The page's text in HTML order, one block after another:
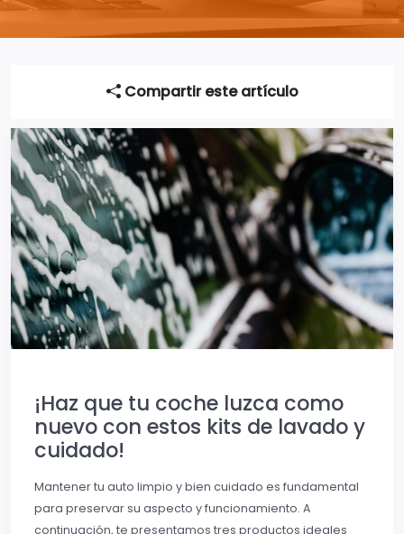
Compartir este artículo
¡Haz que tu coche luzca como
nuevo con estos kits de lavado y
cuidado!
Mantener tu auto limpio y bien cuidado es fundamental
para preservar su aspecto y funcionamiento. A
continuación, te presentamos tres productos ideales